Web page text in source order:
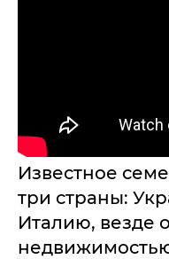
Известное
три страны:
Италию, везде